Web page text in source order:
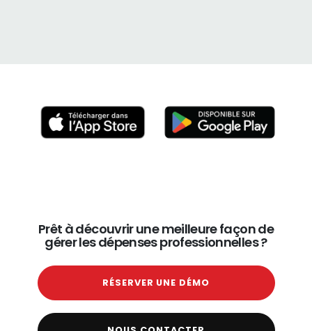
Prêt à découvrir une meilleure façon de
gérer les dépenses professionnelles ?
RÉSERVER UNE DÉMO